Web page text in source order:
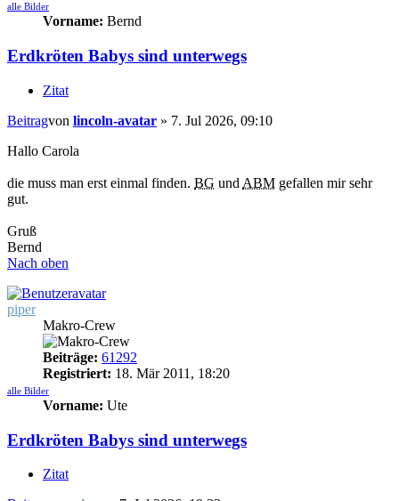
alle Bilder
Vorname: Bernd
Erdkröten Babys sind unterwegs
Zitat
Beitragvon lincoln-avatar » 7. Jul 2026, 09:10
Hallo Carola
die muss man erst einmal finden. BG und ABM gefallen mir sehr
gut.
Gruß
Bernd
Nach oben
piper
Makro-Crew
Beiträge: 61292
Registriert: 18. Mär 2011, 18:20
alle Bilder
Vorname: Ute
Erdkröten Babys sind unterwegs
Zitat